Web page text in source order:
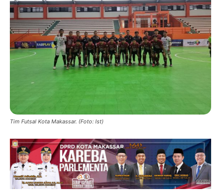
Tim Futsal Kota Makassar. (Foto: Ist)